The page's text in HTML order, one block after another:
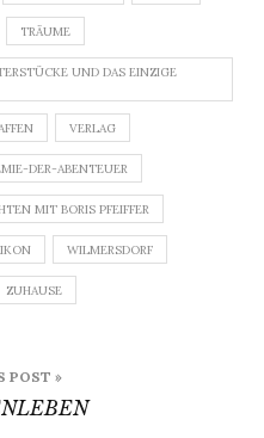
TRÄUME
UND DAS EINZIGE
VERLAG
DER-ABENTEUER
MIT BORIS PFEIFFER
WILMERSDORF
ZUHAUSE
POST »